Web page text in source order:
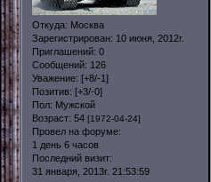
Откуда: Москва
Зарегистрирован: 10 июня, 2012г.
Приглашений: 0
Сообщений: 126
Уважение: [+8/-1]
Позитив: [+3/-0]
Пол: Мужской
Возраст: 54 [1972-04-24]
Провел на форуме:
1 день 6 часов
Последний визит:
31 января, 2013г. 21:53:59